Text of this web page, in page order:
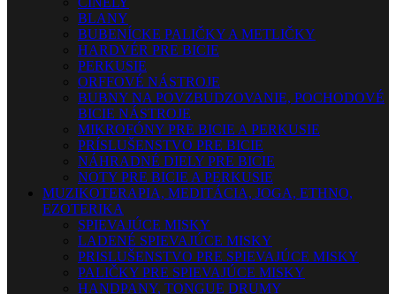
BLANY
BUBENÍCKE PALIČKY A METLIČKY
HARDVÉR PRE BICIE
PERKUSIE
ORFFOVÉ NÁSTROJE
BUBNY NA POVZBUDZOVANIE, POCHODOVÉ
BICIE NÁSTROJE
MIKROFÓNY PRE BICIE A PERKUSIE
PRÍSLUŠENSTVO PRE BICIE
NÁHRADNÉ DIELY PRE BICIE
NOTY PRE BICIE A PERKUSIE
MUZIKOTERAPIA, MEDITÁCIA, JOGA, ETHNO,
EZOTERIKA
SPIEVAJÚCE MISKY
LADENÉ SPIEVAJÚCE MISKY
PRISLUŠENSTVO PRE SPIEVAJÚCE MISKY
PALIČKY PRE SPIEVAJÚCE MISKY
HANDPANY, TONGUE DRUMY